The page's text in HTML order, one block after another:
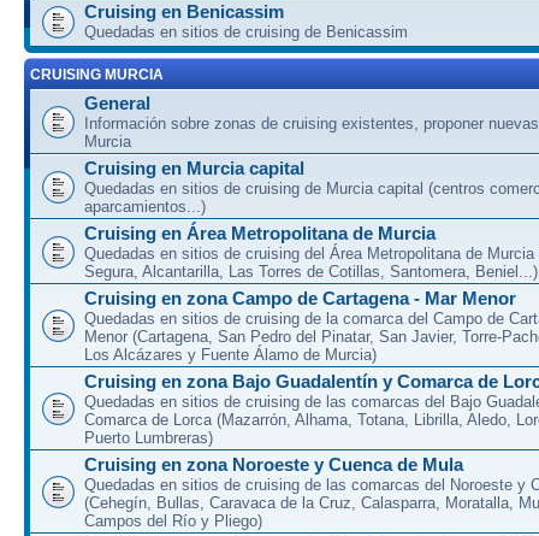
Cruising en Benicassim
Quedadas en sitios de cruising de Benicassim
CRUISING MURCIA
General
Información sobre zonas de cruising existentes, proponer
Murcia
Cruising en Murcia capital
Quedadas en sitios de cruising de Murcia capital (centros
aparcamientos...)
Cruising en Área Metropolitana de Murcia
Quedadas en sitios de cruising del Área Metropolitana de Murcia
Segura, Alcantarilla, Las Torres de Cotillas, Santomera, Beniel...)
Cruising en zona Campo de Cartagena - Mar Menor
Quedadas en sitios de cruising de la comarca del Campo de
Menor (Cartagena, San Pedro del Pinatar, San Javier, Torre-
Los Alcázares y Fuente Álamo de Murcia)
Cruising en zona Bajo Guadalentín y Comarca de
Quedadas en sitios de cruising de las comarcas del Bajo
Comarca de Lorca (Mazarrón, Alhama, Totana, Librilla, Aledo,
Puerto Lumbreras)
Cruising en zona Noroeste y Cuenca de Mula
Quedadas en sitios de cruising de las comarcas del Noroeste y
(Cehegín, Bullas, Caravaca de la Cruz, Calasparra, Moratalla,
Campos del Río y Pliego)